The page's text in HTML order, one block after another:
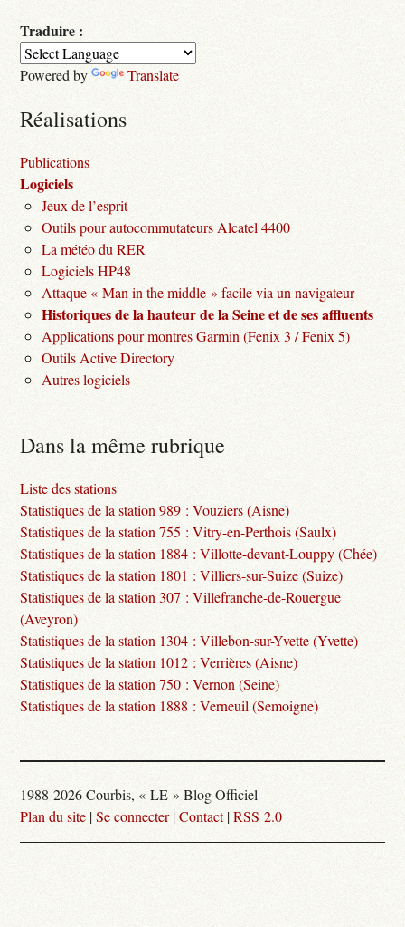
Traduire :
Powered by Translate
Réalisations
Publications
Logiciels
Jeux de l’esprit
Outils pour autocommutateurs Alcatel 4400
La météo du RER
Logiciels HP48
Attaque « Man in the middle » facile via un navigateur
Historiques de la hauteur de la Seine et de ses affluents
Applications pour montres Garmin (Fenix 3 / Fenix 5)
Outils Active Directory
Autres logiciels
Dans la même rubrique
Liste des stations
Statistiques de la station 989 : Vouziers (Aisne)
Statistiques de la station 755 : Vitry-en-Perthois (Saulx)
Statistiques de la station 1884 : Villotte-devant-Louppy (Chée)
Statistiques de la station 1801 : Villiers-sur-Suize (Suize)
Statistiques de la station 307 : Villefranche-de-Rouergue
(Aveyron)
Statistiques de la station 1304 : Villebon-sur-Yvette (Yvette)
Statistiques de la station 1012 : Verrières (Aisne)
Statistiques de la station 750 : Vernon (Seine)
Statistiques de la station 1888 : Verneuil (Semoigne)
1988-2026 Courbis, « LE » Blog Officiel
Plan du site |Se connecter|Contact|RSS 2.0